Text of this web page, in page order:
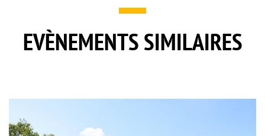
EVÈNEMENTS SIMILAIRES